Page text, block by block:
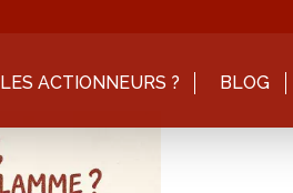
LES ACTIONNEURS ? BLOG